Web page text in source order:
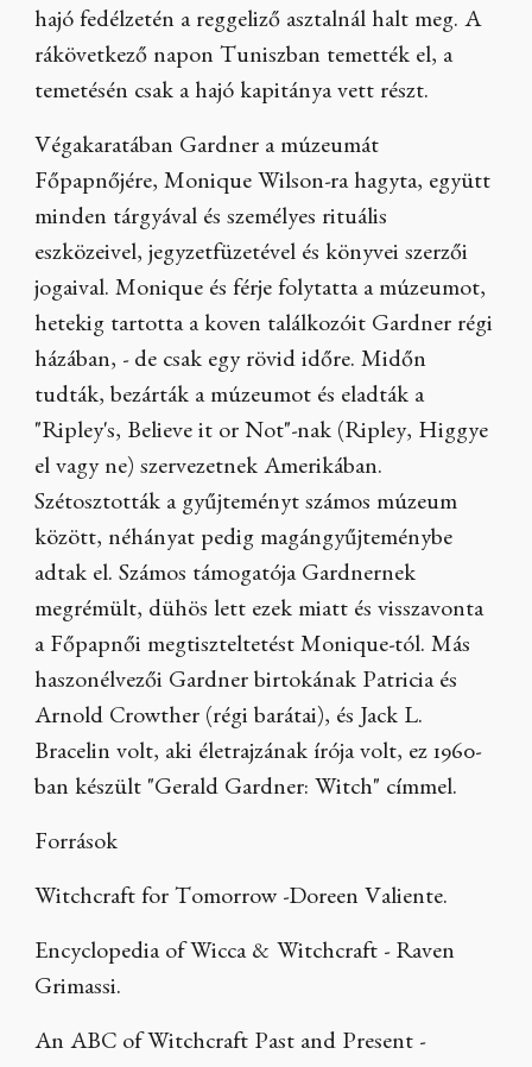
hajó fedélzetén a reggeliző asztalnál halt meg. A
rákövetkező napon Tuniszban temették el, a
temetésén csak a hajó kapitánya vett részt.
Végakaratában Gardner a múzeumát
Főpapnőjére, Monique Wilson-ra hagyta, együtt
minden tárgyával és személyes rituális
eszközeivel, jegyzetfüzetével és könyvei szerzői
jogaival. Monique és férje folytatta a múzeumot,
hetekig tartotta a koven találkozóit Gardner régi
házában, - de csak egy rövid időre. Midőn
tudták, bezárták a múzeumot és eladták a
"Ripley's, Believe it or Not"-nak (Ripley, Higgye
el vagy ne) szervezetnek Amerikában.
Szétosztották a gyűjteményt számos múzeum
között, néhányat pedig magángyűjteménybe
adtak el. Számos támogatója Gardnernek
megrémült, dühös lett ezek miatt és visszavonta
a Főpapnői megtiszteltetést Monique-tól. Más
haszonélvezői Gardner birtokának Patricia és
Arnold Crowther (régi barátai), és Jack L.
Bracelin volt, aki életrajzának írója volt, ez 1960-
ban készült "Gerald Gardner: Witch" címmel.
Források
Witchcraft for Tomorrow -Doreen Valiente.
Encyclopedia of Wicca & Witchcraft - Raven
Grimassi.
An ABC of Witchcraft Past and Present -